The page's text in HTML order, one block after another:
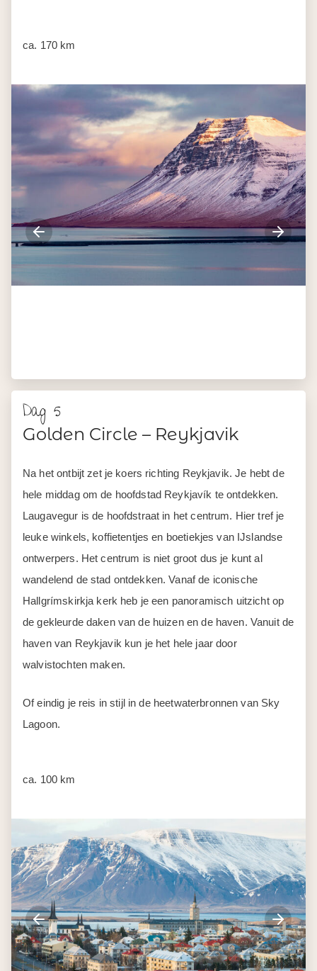
ca. 170 km
Na het ontbijt zet je koers richting Reykjavik. Je hebt de
hele middag om de hoofdstad Reykjavík te ontdekken.
Laugavegur is de hoofdstraat in het centrum. Hier tref je
leuke winkels, koffietentjes en boetiekjes van IJslandse
Of eindig je reis in stijl in de heetwaterbronnen van Sky
Lagoon.
Dag 6